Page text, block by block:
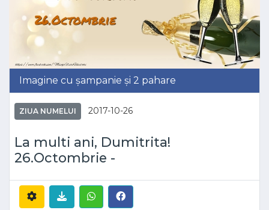
Imagine cu șampanie și 2 pahare
ZIUA NUMELUI 2017-10-26
La multi ani, Dumitrita!
26.Octombrie -